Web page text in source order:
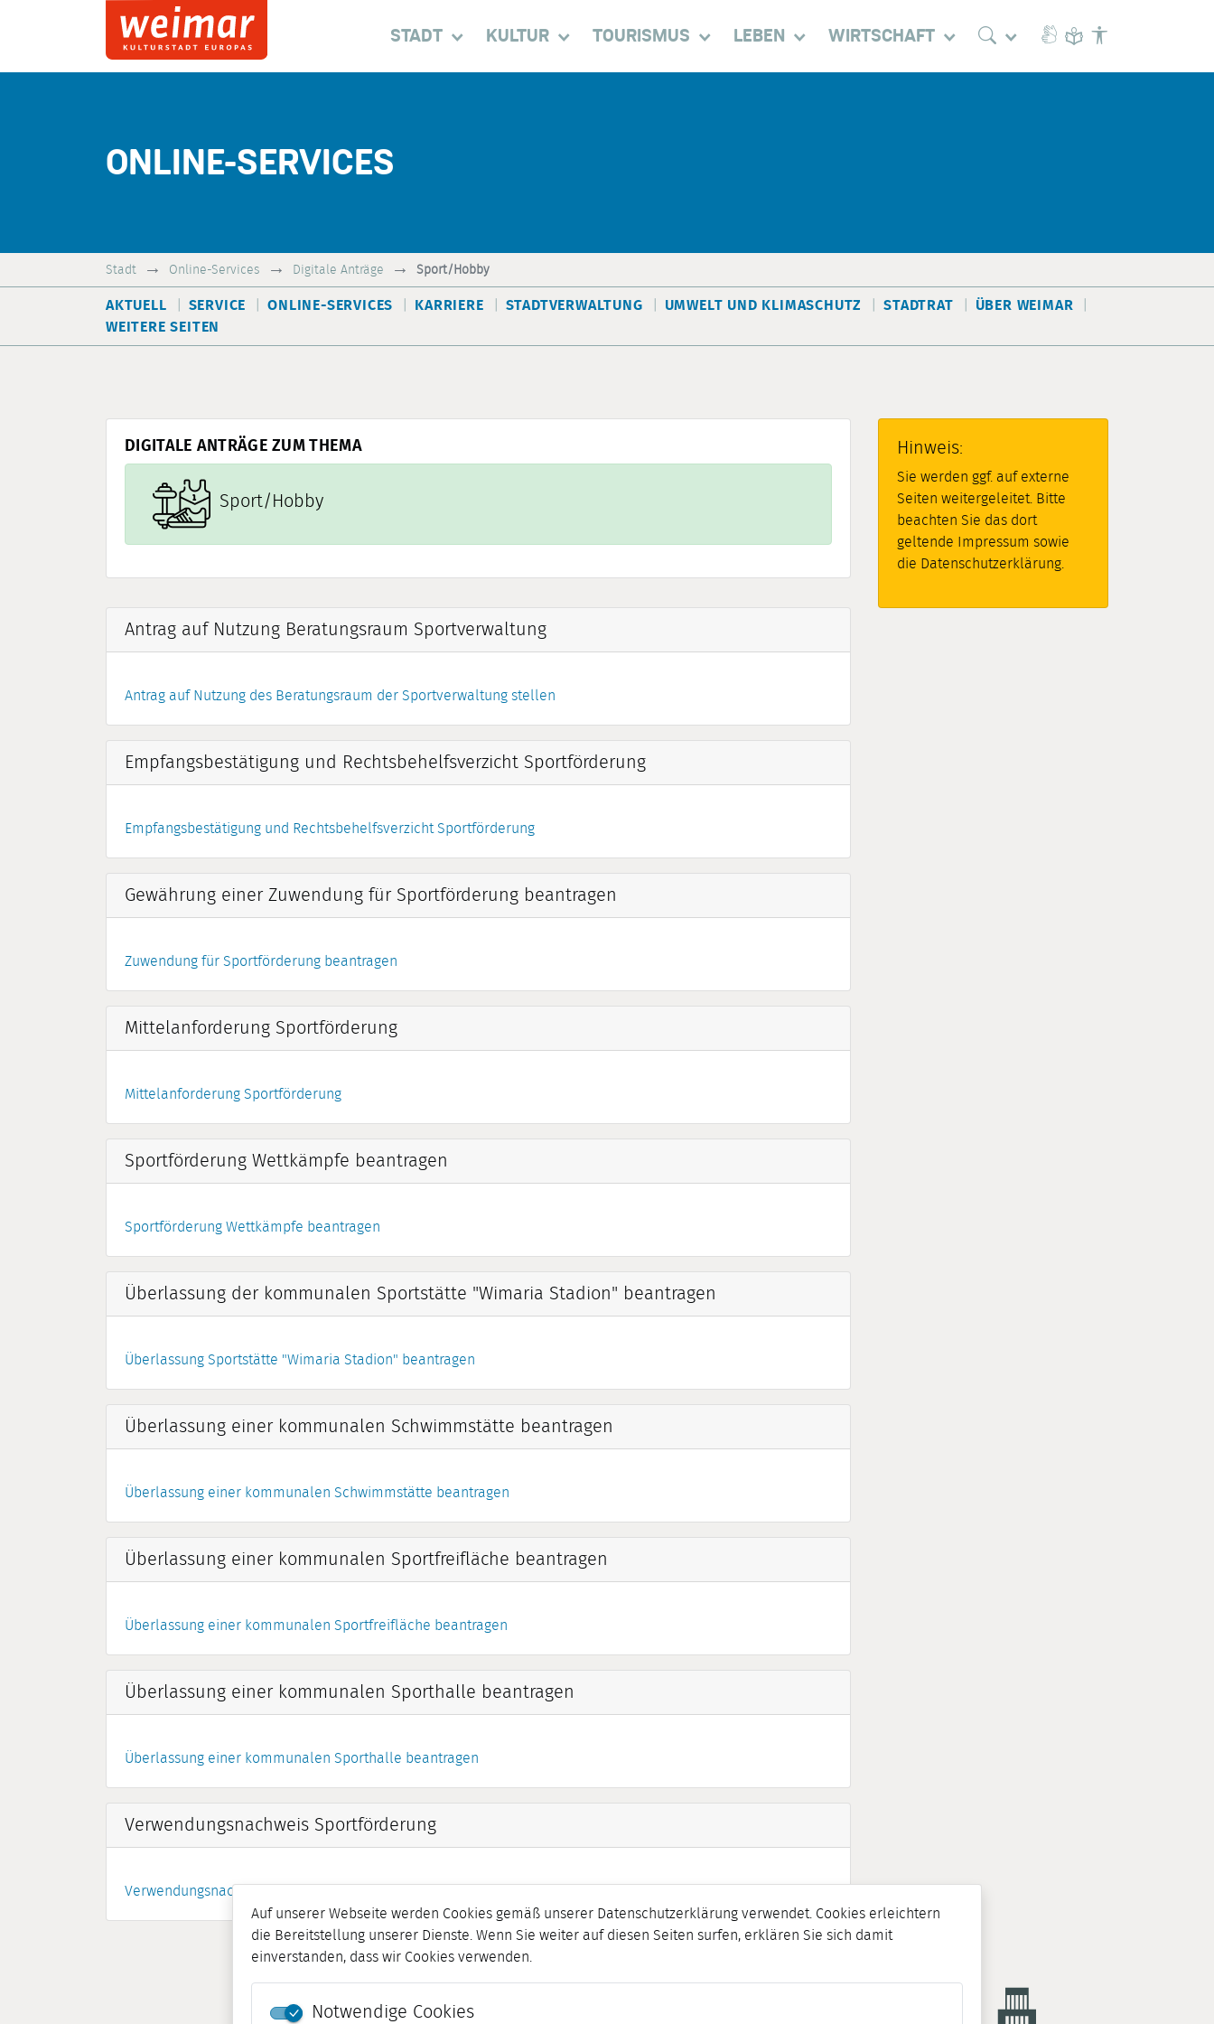
Auf unserer Webseite werden Cookies gemäß unserer Datenschutzerklärung verwendet. Cookies erleichtern
die Bereitstellung unserer Dienste. Wenn Sie weiter auf diesen Seiten surfen, erklären Sie sich damit
einverstanden, dass wir Cookies verwenden.
Notwendige Cookies
STADT KULTUR TOURISMUS LEBEN WIRTSCHAFT
ONLINE-SERVICES
Stadt Online-Services Digitale Anträge Sport/Hobby
AKTUELL SERVICE ONLINE-SERVICES KARRIERE STADTVERWALTUNG UMWELT UND KLIMASCHUTZ STADTRAT
ÜBER WEIMAR
WEITERE SEITEN
DIGITALE ANTRÄGE ZUM THEMA
Sport/Hobby
Antrag auf Nutzung Beratungsraum Sportverwaltung
Antrag auf Nutzung des Beratungsraum der Sportverwaltung stellen
Empfangsbestätigung und Rechtsbehelfsverzicht Sportförderung
Empfangsbestätigung und Rechtsbehelfsverzicht Sportförderung
Gewährung einer Zuwendung für Sportförderung beantragen
Zuwendung für Sportförderung beantragen
Mittelanforderung Sportförderung
Mittelanforderung Sportförderung
Sportförderung Wettkämpfe beantragen
Sportförderung Wettkämpfe beantragen
Überlassung der kommunalen Sportstätte "Wimaria Stadion" beantragen
Überlassung Sportstätte "Wimaria Stadion" beantragen
Überlassung einer kommunalen Schwimmstätte beantragen
Überlassung einer kommunalen Schwimmstätte beantragen
Überlassung einer kommunalen Sportfreifläche beantragen
Überlassung einer kommunalen Sportfreifläche beantragen
Überlassung einer kommunalen Sporthalle beantragen
Überlassung einer kommunalen Sporthalle beantragen
Verwendungsnachweis Sportförderung
Verwendungsnachweis Sportförderung
Hinweis:
Sie werden ggf. auf externe
Seiten weitergeleitet. Bitte
beachten Sie das dort
geltende Impressum sowie
die Datenschutzerklärung.